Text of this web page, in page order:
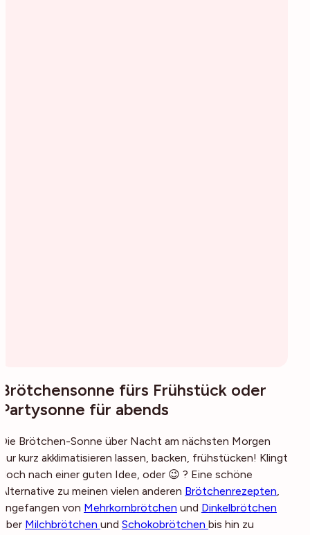
Brötchensonne fürs Frühstück oder
Partysonne für abends
Die Brötchen-Sonne über Nacht am nächsten Morgen
nur kurz akklimatisieren lassen, backen, frühstücken! Klingt
doch nach einer guten Idee, oder 😉 ? Eine schöne
Alternative zu meinen vielen anderen Brötchenrezepten,
angefangen von Mehrkornbrötchen und Dinkelbrötchen
über Milchbrötchen und Schokobrötchen bis hin zu